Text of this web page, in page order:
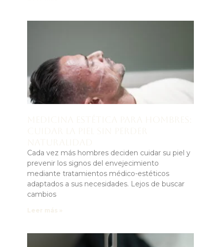
Cada vez más hombres deciden cuidar su piel y
prevenir los signos del envejecimiento
mediante tratamientos médico-estéticos
adaptados a sus necesidades. Lejos de buscar
cambios